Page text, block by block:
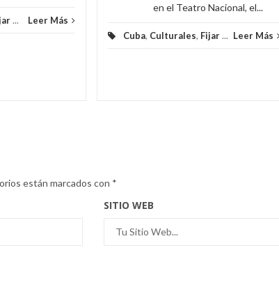
... Leer Más
en el Teatro Nacional, el...
Cuba, Culturales, Fijar... Leer Más
están marcados con *
SITIO WEB